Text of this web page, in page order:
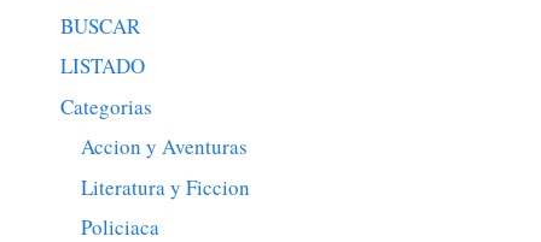
BUSCAR
LISTADO
Categorias
Accion y Aventuras
Literatura y Ficcion
Policiaca